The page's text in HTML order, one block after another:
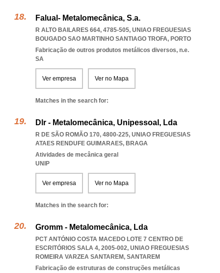
Falual- Metalomecânica, S.a.
R ALTO BAILARES 664, 4785-505, UNIAO FREGUESIAS
BOUGADO SAO MARTINHO SANTIAGO TROFA, PORTO
Fabricação de outros produtos metálicos diversos, n.e.
SA
Ver empresa Ver no Mapa
Matches in the search for:
Dlr - Metalomecânica, Unipessoal, Lda
R DE SÃO ROMÃO 170, 4800-225, UNIAO FREGUESIAS
ATAES RENDUFE GUIMARAES, BRAGA
Atividades de mecânica geral
UNIP
Ver empresa Ver no Mapa
Matches in the search for:
Gromm - Metalomecânica, Lda
PCT ANTÓNIO COSTA MACEDO LOTE 7 CENTRO DE
ESCRITÓRIOS SALA 4, 2005-002, UNIAO FREGUESIAS
ROMEIRA VARZEA SANTAREM, SANTAREM
Fabricação de estruturas de construções metálicas